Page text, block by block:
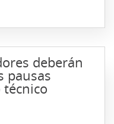
deberán
pausas